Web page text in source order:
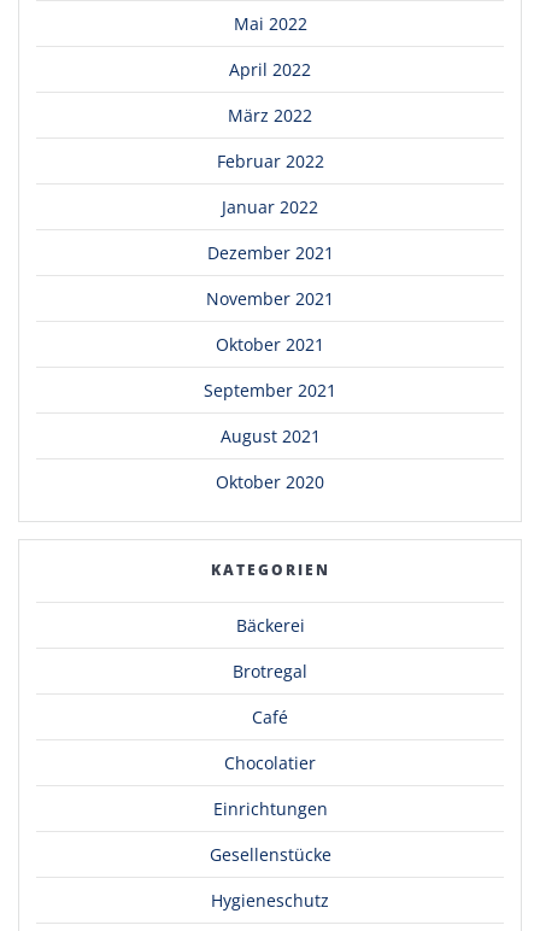
Mai 2022
April 2022
März 2022
Februar 2022
Januar 2022
Dezember 2021
November 2021
Oktober 2021
September 2021
August 2021
Oktober 2020
KATEGORIEN
Bäckerei
Brotregal
Café
Chocolatier
Einrichtungen
Gesellenstücke
Hygieneschutz